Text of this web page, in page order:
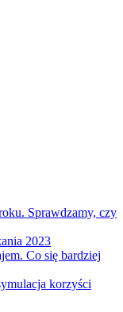
Sprawdzamy, czy
2023
Co się bardziej
korzyści